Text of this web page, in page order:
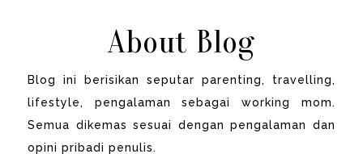
About Blog
Blog ini berisikan seputar parenting, travelling,
lifestyle, pengalaman sebagai working mom.
Semua dikemas sesuai dengan pengalaman dan
opini pribadi penulis.